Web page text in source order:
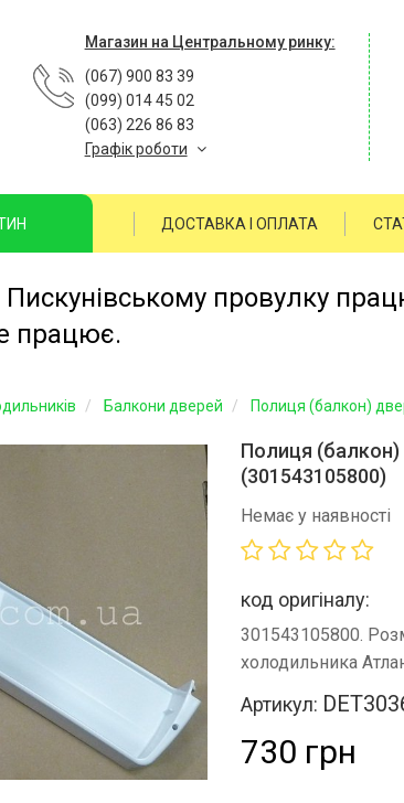
Магазин на Центральному ринку:
(067) 900 83 39
(099) 014 45 02
(063) 226 86 83
Графік роботи
ДОСТАВКА І ОПЛАТА
провулку
працює.
Балкони дверей Полиця (балкон)
Полиця (балкон)
(301543105800)
Немає у наявності
код оригіналу:
301543105800.
холодильника
Артикул:
730 грн